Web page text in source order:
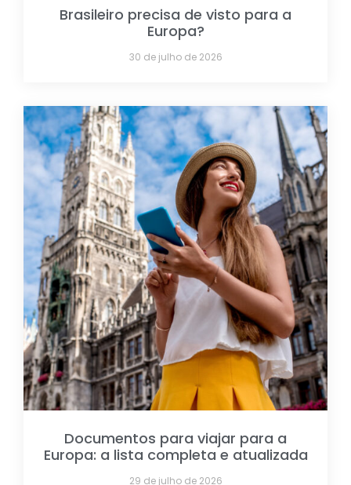
Brasileiro precisa de visto para a
Europa?
30 de julho de 2026
Documentos para viajar para a
Europa: a lista completa e atualizada
29 de julho de 2026